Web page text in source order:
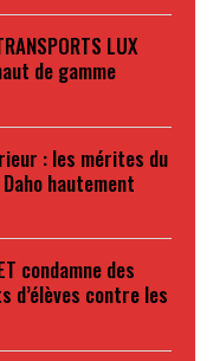
LUX
de gamme
: les mérites du
hautement
condamne des
d’élèves contre les